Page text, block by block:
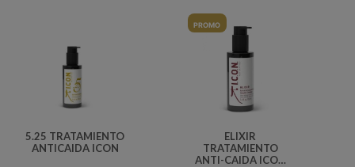
5.25 TRATAMIENTO
ANTICAIDA ICON
PROMO
ELIXIR
TRATAMIENTO
ANTI-CAIDA ICON